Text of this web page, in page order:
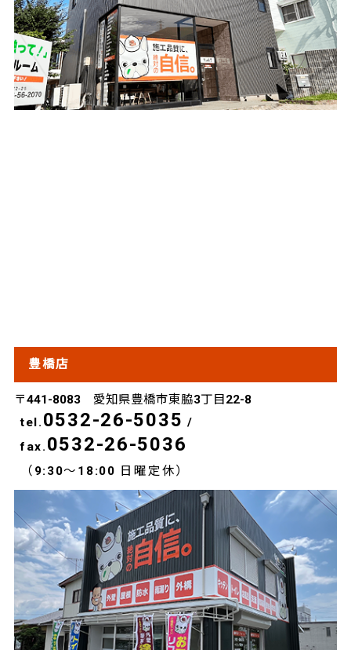
豊橋店
〒441-8083 愛知県豊橋市東脇3丁目22-8
tel. 0532-26-5035 /
fax. 0532-26-5036
（9:30～18:00 日曜定休）